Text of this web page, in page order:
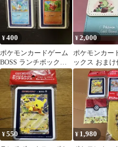
¥400
ポケモンカードゲーム
BOSS ランチボックス
セット
¥2,000
ポケモンカー
ックス おまけ
¥550 ¥ 1,980